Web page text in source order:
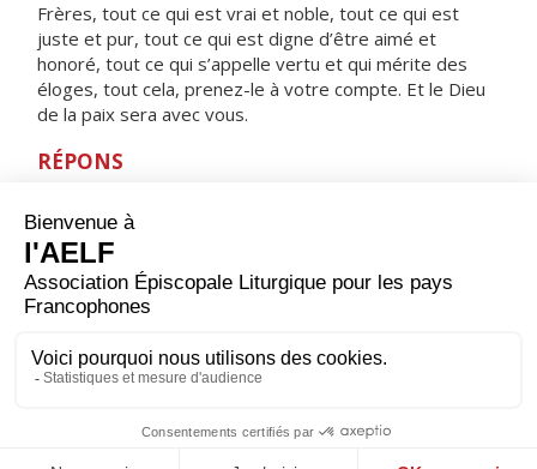
Frères, tout ce qui est vrai et noble, tout ce qui est
juste et pur, tout ce qui est digne d’être aimé et
honoré, tout ce qui s’appelle vertu et qui mérite des
éloges, tout cela, prenez-le à votre compte. Et le Dieu
de la paix sera avec vous.
RÉPONS
je bénirai ton nom toujours et à jamais !
ORAISON
Écoute-nous, Seigneur, et accorde-nous la paix
profonde que nous te demandons. Ainsi, en te
prière de la Vierge Marie, nous parviendrons sans